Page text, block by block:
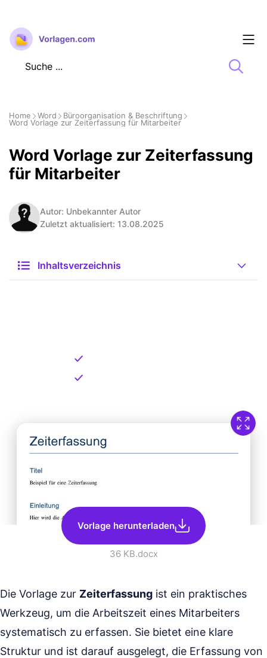
Zum
Inhalt
springen
Home Word
Büroorganisation & Beschriftung
Word Vorlage zur Zeiterfassung für Mitarbeiter
Word Vorlage zur Zeiterfassung
für Mitarbeiter
Autor: Unbekannter Autor
Zuletzt aktualisiert: 13.08.2025
Inhaltsverzeichnis
Vorlage herunterladen
36 KB.docx
Die Vorlage zur Zeiterfassung ist ein praktisches
Werkzeug, um die Arbeitszeit eines Mitarbeiters
systematisch zu erfassen. Sie bietet eine klare
Struktur und ist darauf ausgelegt, die Erfassung von